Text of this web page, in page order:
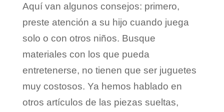
Aquí van algunos consejos: primero,
preste atención a su hijo cuando juega
solo o con otros niños. Busque
materiales con los que pueda
entretenerse, no tienen que ser juguetes
muy costosos. Ya hemos hablado en
otros artículos de las piezas sueltas,